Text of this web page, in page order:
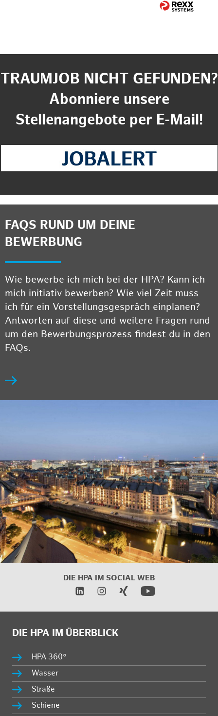
TRAUMJOB NICHT GEFUNDEN?
Abonniere unsere
Stellenangebote per E-Mail!
FAQS RUND UM DEINE
BEWERBUNG
Wie bewerbe ich mich bei der HPA? Kann ich
mich initiativ bewerben? Wie viel Zeit muss
ich für ein Vorstellungsgespräch einplanen?
Antworten auf diese und weitere Fragen rund
um den Bewerbungsprozess findest du in den
FAQs.
DIE HPA IM SOCIAL WEB
DIE HPA IM ÜBERBLICK
HPA 360°
Wasser
Straße
Schiene